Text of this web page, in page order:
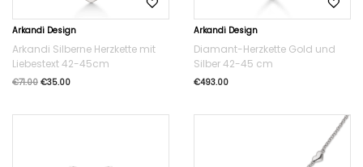
Arkandi Design
Arkandi Silberne Herzkette mit
Liebestext 42-45cm
€71.00 €35.00
Arkandi Design
Diamant-Herzkette Gold und
Silber 42-45 cm
€493.00